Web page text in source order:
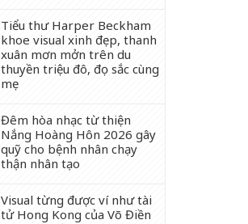
Tiểu thư Harper Beckham
khoe visual xinh đẹp, thanh
xuân mơn mởn trên du
thuyền triệu đô, đọ sắc cùng
mẹ
Đêm hòa nhạc từ thiện
Nắng Hoàng Hôn 2026 gây
quỹ cho bệnh nhân chạy
thận nhân tạo
Visual từng được ví như tài
tử Hong Kong của Võ Điền